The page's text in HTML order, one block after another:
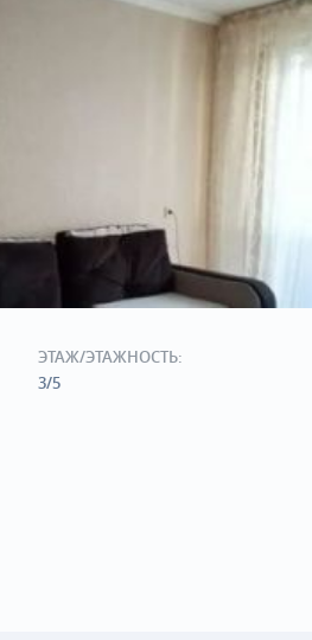
ЭТАЖ/ЭТАЖНОСТЬ:
3/5